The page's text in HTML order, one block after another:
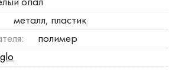
опал
металл, пластик
полимер